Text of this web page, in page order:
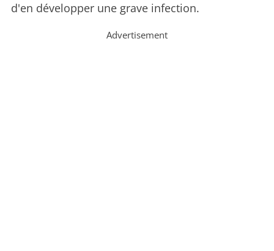
d'en développer une grave infection.
Advertisement